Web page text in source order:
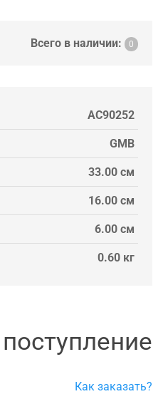
Всего в наличии: 0
AC90252
GMB
33.00 см
16.00 см
6.00 см
0.60 кг
Как заказать?